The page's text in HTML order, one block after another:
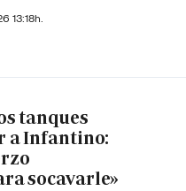
13:18h.
tanques
a Infantino:
socavarle»